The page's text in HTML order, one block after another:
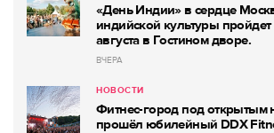
«День Индии» в сердце
индийской культуры
августа в Гостином дворе.
ВЧЕРА
НОВОСТИ
Фитнес-город под открытым
прошёл юбилейный DDX